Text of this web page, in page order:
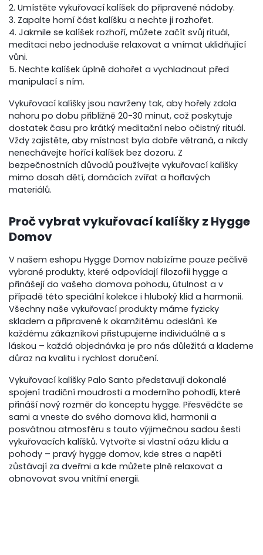
2. Umístěte vykuřovací kalíšek do připravené nádoby.
3. Zapalte horní část kalíšku a nechte ji rozhořet.
4. Jakmile se kalíšek rozhoří, můžete začít svůj rituál,
meditaci nebo jednoduše relaxovat a vnímat uklidňující
vůni.
5. Nechte kalíšek úplně dohořet a vychladnout před
manipulací s ním.
Vykuřovací kalíšky jsou navrženy tak, aby hořely zdola
nahoru po dobu přibližně 20-30 minut, což poskytuje
dostatek času pro krátký meditační nebo očistný rituál.
Vždy zajistěte, aby místnost byla dobře větraná, a nikdy
nenechávejte hořící kalíšek bez dozoru. Z
bezpečnostních důvodů používejte vykuřovací kalíšky
mimo dosah dětí, domácích zvířat a hořlavých
materiálů.
Proč vybrat vykuřovací kalíšky z Hygge
Domov
V našem eshopu Hygge Domov nabízíme pouze pečlivě
vybrané produkty, které odpovídají filozofii hygge a
přinášejí do vašeho domova pohodu, útulnost a v
případě této speciální kolekce i hluboký klid a harmonii.
Všechny naše vykuřovací produkty máme fyzicky
skladem a připravené k okamžitému odeslání. Ke
každému zákazníkovi přistupujeme individuálně a s
láskou – každá objednávka je pro nás důležitá a klademe
důraz na kvalitu i rychlost doručení.
Vykuřovací kalíšky Palo Santo představují dokonalé
spojení tradiční moudrosti a moderního pohodlí, které
přináší nový rozměr do konceptu hygge. Přesvědčte se
sami a vneste do svého domova klid, harmonii a
posvátnou atmosféru s touto výjimečnou sadou šesti
vykuřovacích kalíšků. Vytvořte si vlastní oázu klidu a
pohody – pravý hygge domov, kde stres a napětí
zůstávají za dveřmi a kde můžete plně relaxovat a
obnovovat svou vnitřní energii.